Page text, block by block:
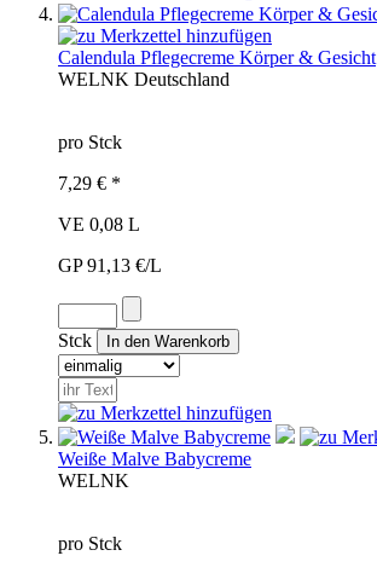
Calendula Pflegecreme Körper & Gesicht
WELNK Deutschland
pro Stck
7,29 € *
VE 0,08 L
GP 91,13 €/L
Stck
Weiße Malve Babycreme
WELNK
pro Stck